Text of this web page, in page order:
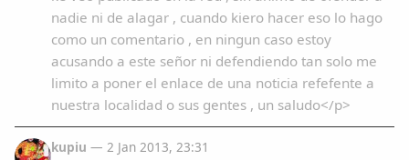
nadie ni de alagar , cuando kiero hacer eso lo hago
como un comentario , en ningun caso estoy
acusando a este señor ni defendiendo tan solo me
limito a poner el enlace de una noticia refefente a
nuestra localidad o sus gentes , un saludo</p>
kupiu — 2 Jan 2013, 23:31